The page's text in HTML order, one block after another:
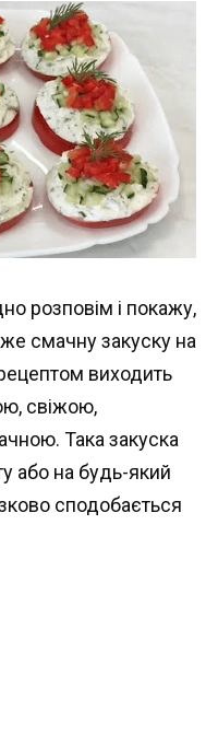
розповім і покажу,
смачну закуску на
виходить
свіжою,
Така закуска
або на будь-який
сподобається